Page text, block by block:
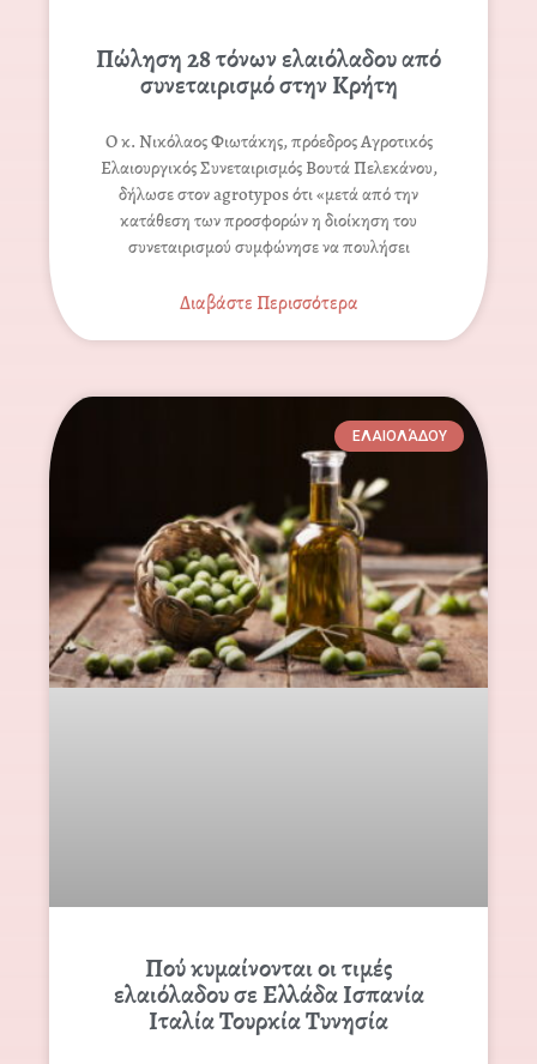
Πώληση 28 τόνων ελαιόλαδου από
συνεταιρισμό στην Κρήτη
Ο κ. Νικόλαος Φιωτάκης, πρόεδρος Αγροτικός
Ελαιουργικός Συνεταιρισμός Βουτά Πελεκάνου,
δήλωσε στον agrotypos ότι «μετά από την
κατάθεση των προσφορών η διοίκηση του
συνεταιρισμού συμφώνησε να πουλήσει
Διαβάστε Περισσότερα
ΕΛΑΙΟΛΆΔΟΥ
Πού κυμαίνονται οι τιμές
ελαιόλαδου σε Ελλάδα Ισπανία
Ιταλία Τουρκία Τυνησία